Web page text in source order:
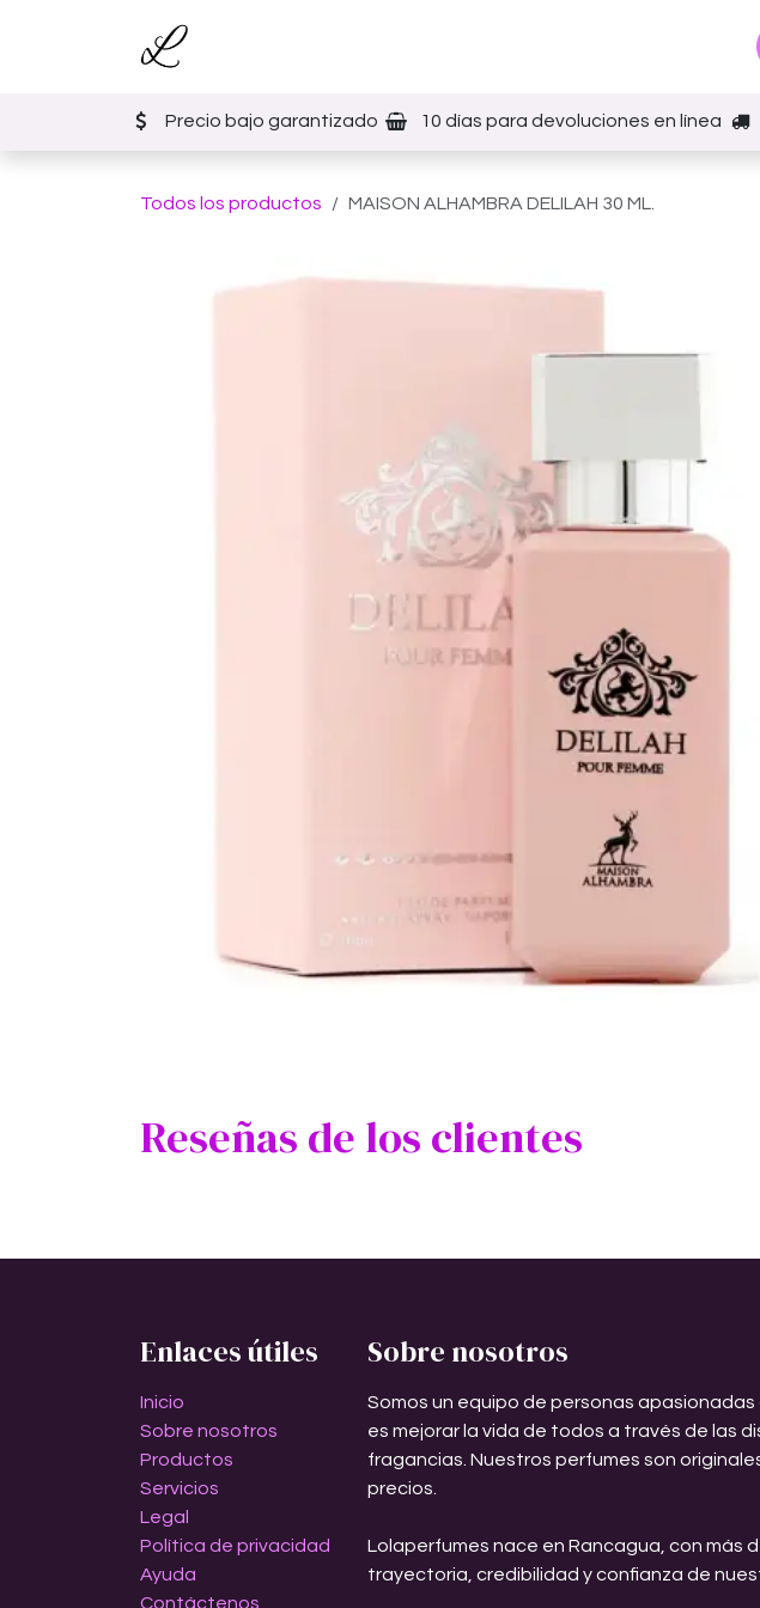
Precio bajo garantizado 10 días para devoluciones en línea
Todos los productos MAISON ALHAMBRA DELILAH 30 ML.
Reseñas de los clientes
Enlaces útiles
Inicio
Sobre nosotros
Productos
Servicios
Legal
Política de privacidad
Ayuda
Contáctenos
Sobre nosotros
Somos un equipo de personas
es mejorar la vida de todos a través de las
fragancias. Nuestros perfumes son
precios.
Lolaperfumes nace en Rancagua, con más
trayectoria, credibilidad y confianza de